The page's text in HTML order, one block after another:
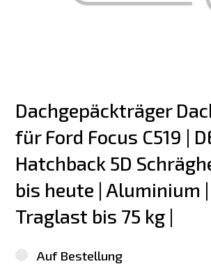
Dachgepäckträger
für Ford Focus C519 |
Hatchback 5D
bis heute | Aluminium |
Traglast bis 75 kg |
Auf Bestellung